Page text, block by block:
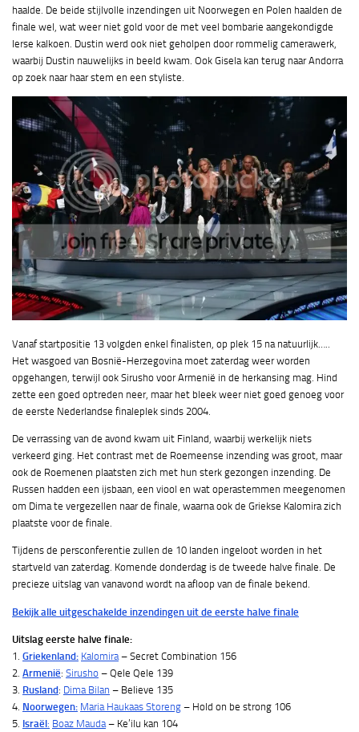
haalde. De beide stijlvolle inzendingen uit Noorwegen en Polen haalden de
finale wel, wat weer niet gold voor de met veel bombarie aangekondigde
Ierse kalkoen. Dustin werd ook niet geholpen door rommelig camerawerk,
waarbij Dustin nauwelijks in beeld kwam. Ook Gisela kan terug naar Andorra
op zoek naar haar stem en een styliste.
Vanaf startpositie 13 volgden enkel finalisten, op plek 15 na natuurlijk…..
Het wasgoed van Bosnië-Herzegovina moet zaterdag weer worden
opgehangen, terwijl ook Sirusho voor Armenië in de herkansing mag. Hind
zette een goed optreden neer, maar het bleek weer niet goed genoeg voor
de eerste Nederlandse finaleplek sinds 2004.
De verrassing van de avond kwam uit Finland, waarbij werkelijk niets
verkeerd ging. Het contrast met de Roemeense inzending was groot, maar
ook de Roemenen plaatsten zich met hun sterk gezongen inzending. De
Russen hadden een ijsbaan, een viool en wat operastemmen meegenomen
om Dima te vergezellen naar de finale, waarna ook de Griekse Kalomira zich
plaatste voor de finale.
Tijdens de persconferentie zullen de 10 landen ingeloot worden in het
startveld van zaterdag. Komende donderdag is de tweede halve finale. De
precieze uitslag van vanavond wordt na afloop van de finale bekend.
Bekijk alle uitgeschakelde inzendingen uit de eerste halve finale
Uitslag eerste halve finale:
1. Griekenland: Kalomira – Secret Combination 156
2. Armenië: Sirusho – Qele Qele 139
3. Rusland: Dima Bilan – Believe 135
4. Noorwegen: Maria Haukaas Storeng – Hold on be strong 106
5. Israël: Boaz Mauda – Ke’ilu kan 104